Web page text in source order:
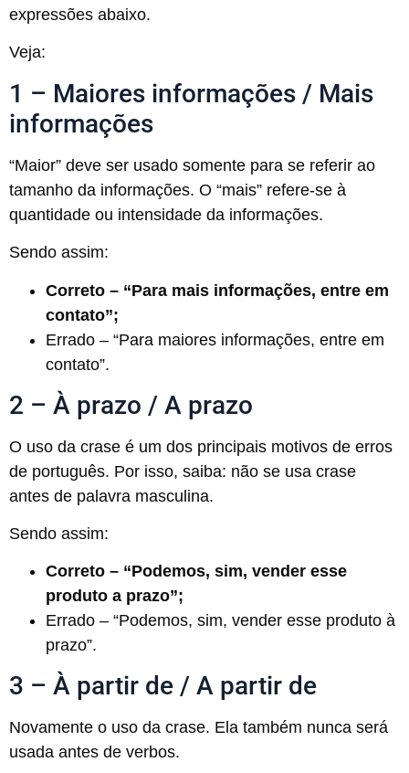
expressões abaixo.
Veja:
1 – Maiores informações / Mais
informações
“Maior” deve ser usado somente para se referir ao
tamanho da informações. O “mais” refere-se à
quantidade ou intensidade da informações.
Sendo assim:
Correto – “Para mais informações, entre em
contato”;
Errado – “Para maiores informações, entre em
contato”.
2 – À prazo / A prazo
O uso da crase é um dos principais motivos de erros
de português. Por isso, saiba: não se usa crase
antes de palavra masculina.
Sendo assim:
Correto – “Podemos, sim, vender esse
produto a prazo”;
Errado – “Podemos, sim, vender esse produto à
prazo”.
3 – À partir de / A partir de
Novamente o uso da crase. Ela também nunca será
usada antes de verbos.